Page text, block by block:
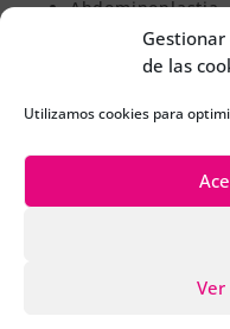
de las
Utilizamos cookies para
Abdominoplastia
Braquioplastia y
Lipo abdomen
Lipo piernas
Otoplastia o
Ptosis mamaria
aumento de